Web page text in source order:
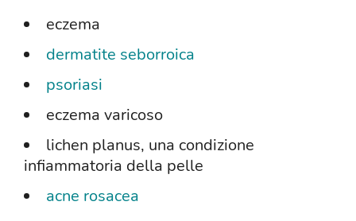
eczema
dermatite seborroica
psoriasi
eczema varicoso
lichen planus, una condizione
infiammatoria della pelle
acne rosacea